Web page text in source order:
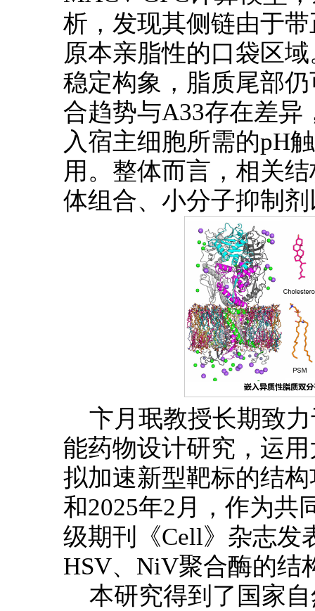
析，发现其侧链由于
原本亲脂性的口袋区
稳定构象，脂质尾部
合趋势与A33存在差异
入宿主细胞所需的pH
用。整体而言，相关
体组合、小分子抑制
卞月珉教授长期致
能药物设计研究，运
拟加速新型靶标的结
和2025年2月，作为共
级期刊《Cell》杂志发
HSV、NiV聚合酶的结
本研究得到了国家